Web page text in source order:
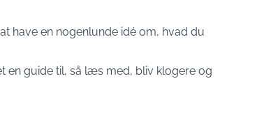
have en nogenlunde idé om, hvad du
en guide til, så læs med, bliv klogere og